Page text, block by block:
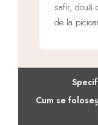
safir, două
de la
Cum se